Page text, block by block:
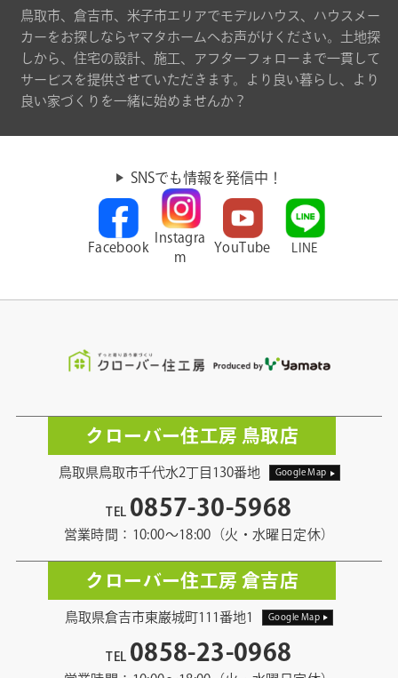
鳥取市、倉吉市、米子市エリアでモデルハウス、ハウスメー
カーをお探しならヤマタホームへお声がけください。土地探
しから、住宅の設計、施工、アフターフォローまで一貫して
サービスを提供させていただきます。より良い暮らし、より
良い家づくりを一緒に始めませんか？
SNSでも情報を発信中！
Facebook
Instagra
m
YouTube LINE
クローバー住工房 鳥取店
鳥取県鳥取市千代水2丁目130番地 Google Map
TEL 0857-30-5968
営業時間：10:00〜18:00（火・水曜日定休）
クローバー住工房 倉吉店
鳥取県倉吉市東巌城町111番地1 Google Map
TEL 0858-23-0968